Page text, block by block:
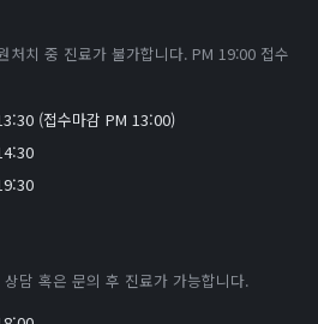
처치 중 진료가 불가합니다. PM 19:00 접수
(접수마감 PM 13:00)
담 혹은 문의 후 진료가 가능합니다.